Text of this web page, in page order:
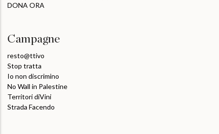
DONA ORA
Campagne
resto@ttivo
Stop tratta
Io non discrimino
No Wall in Palestine
Territori diVini
Strada Facendo